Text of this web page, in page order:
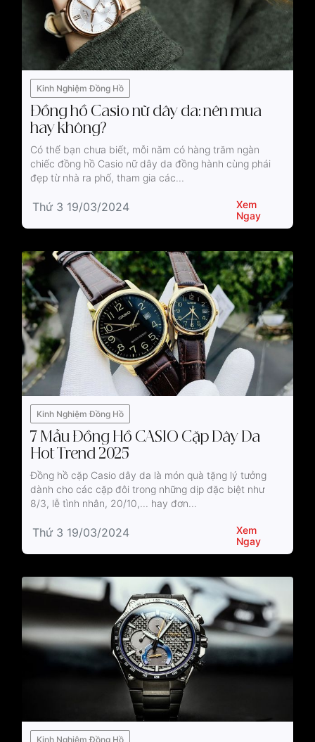
Kinh Nghiệm Đồng Hồ
Đồng hồ Casio nữ dây da: nên mua
hay không?
Có thể bạn chưa biết, mỗi năm có hàng trăm ngàn
chiếc đồng hồ Casio nữ dây da đồng hành cùng phái
đẹp từ nhà ra phố, tham gia các...
Thứ 3 19/03/2024
Xem
Ngay
Kinh Nghiệm Đồng Hồ
7 Mẫu Đồng Hồ CASIO Cặp Dây Da
Hot Trend 2025
Đồng hồ cặp Casio dây da là món quà tặng lý tưởng
dành cho các cặp đôi trong những dịp đặc biệt như
8/3, lễ tình nhân, 20/10,... hay đơn...
Thứ 3 19/03/2024
Xem
Ngay
Kinh Nghiệm Đồng Hồ